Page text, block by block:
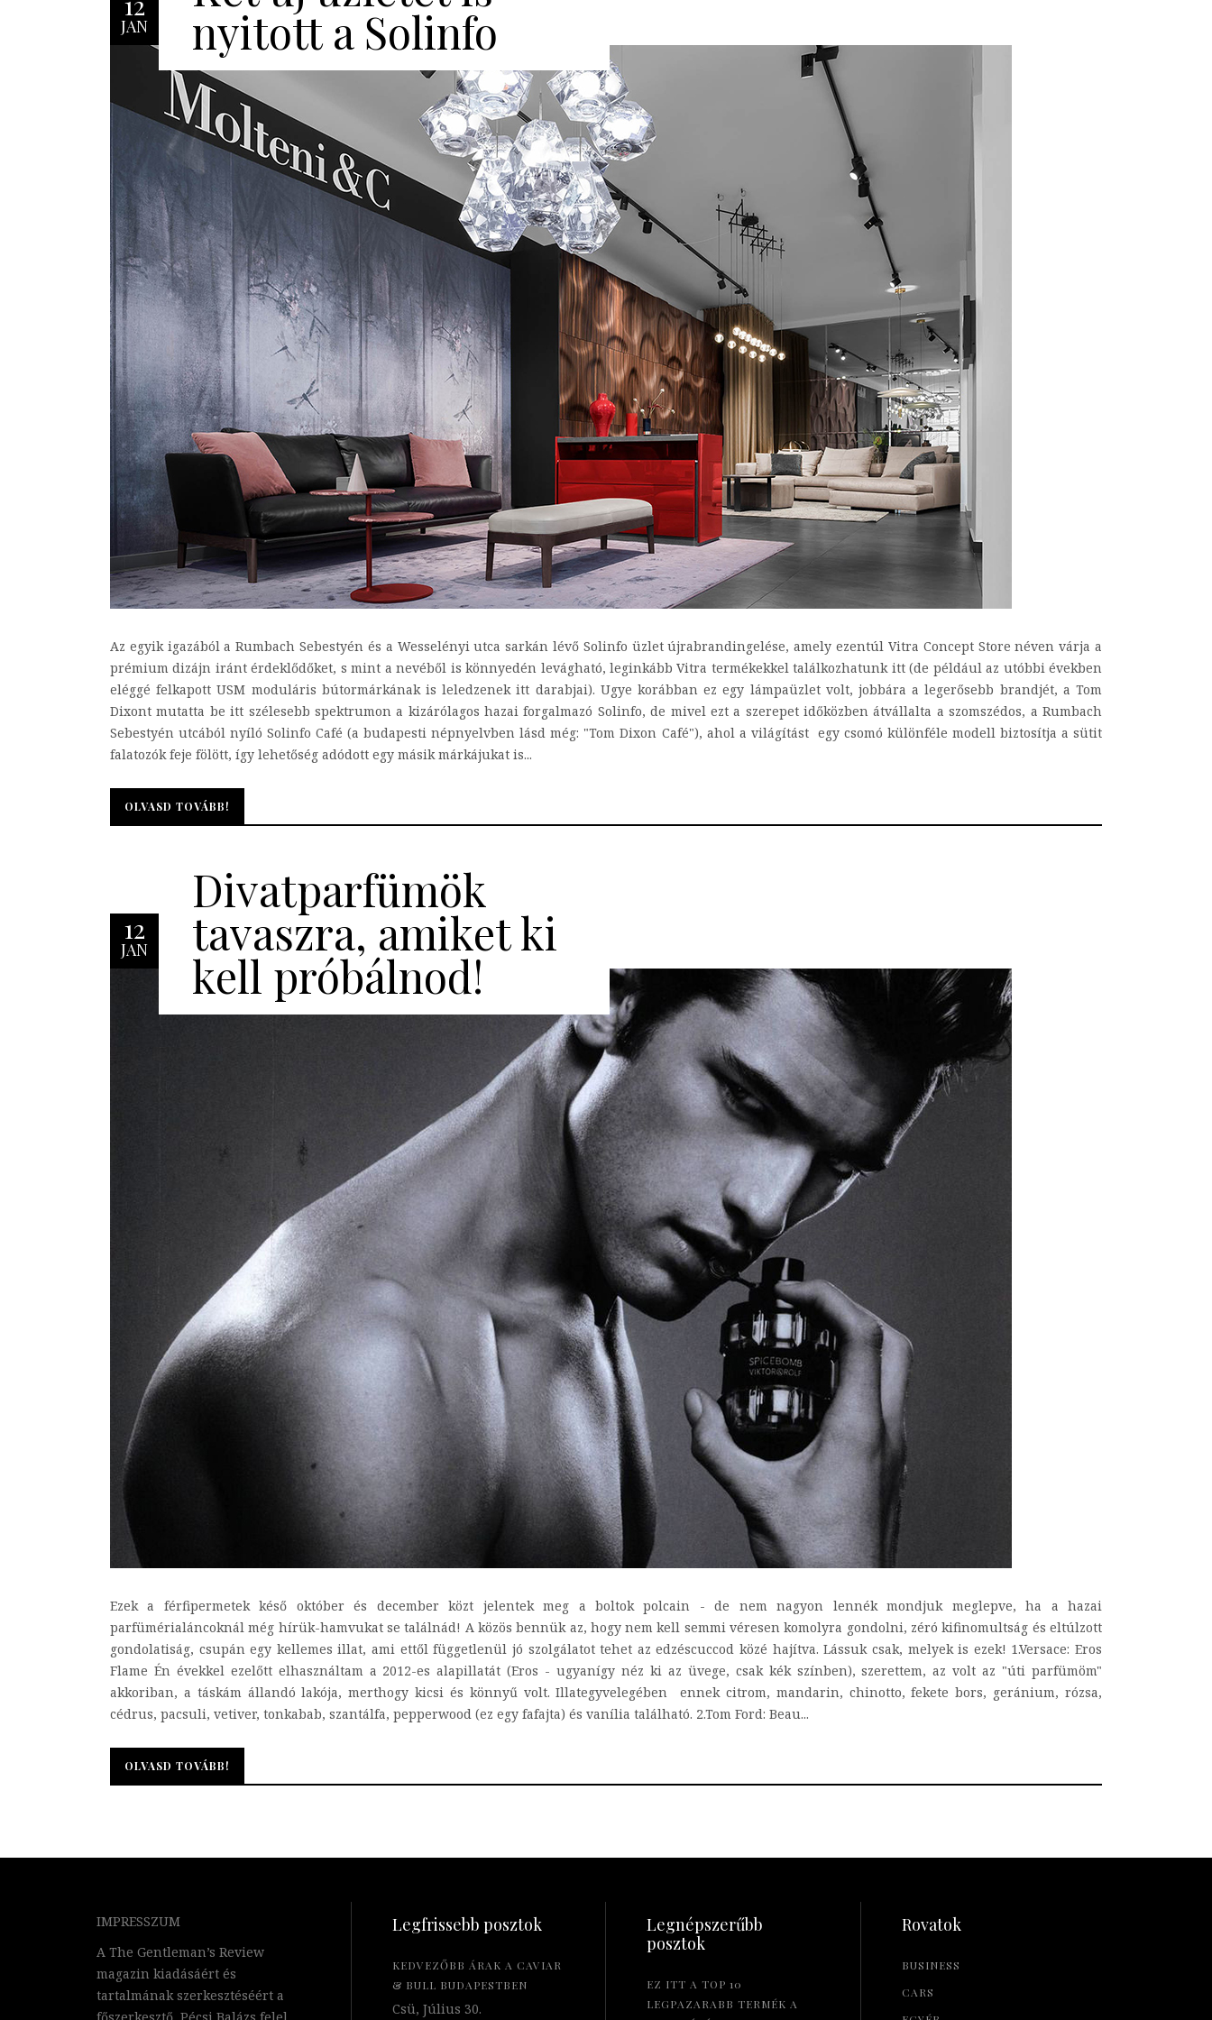
JAN nyitott a Solinfo
Az egyik igazából a Rumbach Sebestyén és a Wesselényi utca sarkán lévő Solinfo üzlet újrabrandingelése, amely ezentúl Vitra Concept Store néven várja a
prémium dizájn iránt érdeklődőket, s mint a nevéből is könnyedén levágható, leginkább Vitra termékekkel találkozhatunk itt (de például az utóbbi években
eléggé felkapott USM moduláris bútormárkának is leledzenek itt darabjai). Ugye korábban ez egy lámpaüzlet volt, jobbára a legerősebb brandjét, a Tom
Dixont mutatta be itt szélesebb spektrumon a kizárólagos hazai forgalmazó Solinfo, de mivel ezt a szerepet időközben átvállalta a szomszédos, a Rumbach
Sebestyén utcából nyíló Solinfo Café (a budapesti népnyelvben lásd még: "Tom Dixon Café"), ahol a világítást egy csomó különféle modell biztosítja a sütit
falatozók feje fölött, így lehetőség adódott egy másik márkájukat is...
OLVASD TOVÁBB!
OLVASD TOVÁBB!
12
JAN
Divatparfümök
tavaszra, amiket ki
kell próbálnod!
Ezek a férfipermetek késő október és december közt jelentek meg a boltok polcain - de nem nagyon lennék mondjuk meglepve, ha a hazai
parfümérialáncoknál még hírük-hamvukat se találnád! A közös bennük az, hogy nem kell semmi véresen komolyra gondolni, zéró kifinomultság és eltúlzott
gondolatiság, csupán egy kellemes illat, ami ettől függetlenül jó szolgálatot tehet az edzéscuccod közé hajítva. Lássuk csak, melyek is ezek! 1.Versace: Eros
Flame Én évekkel ezelőtt elhasználtam a 2012-es alapillatát (Eros - ugyanígy néz ki az üvege, csak kék színben), szerettem, az volt az "úti parfümöm"
akkoriban, a táskám állandó lakója, merthogy kicsi és könnyű volt. Illategyvelegében ennek citrom, mandarin, chinotto, fekete bors, geránium, rózsa,
cédrus, pacsuli, vetiver, tonkabab, szantálfa, pepperwood (ez egy fafajta) és vanília található. 2.Tom Ford: Beau...
OLVASD TOVÁBB!
OLVASD TOVÁBB!
IMPRESSZUM
A The Gentleman’s Review
magazin kiadásáért és
tartalmának szerkesztéséért a
Legfrissebb posztok
KEDVEZŐBB ÁRAK A CAVIAR
& BULL BUDAPESTBEN
Csü, Július 30.
Legnépszerűbb
posztok
EZ ITT A TOP 10
LEGPAZARABB TERMÉK A
Rovatok
BUSINESS
CARS